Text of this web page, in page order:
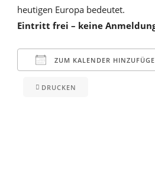
heutigen Europa bedeutet.
Eintritt frei – keine
ZUM KALENDER
ICS herunterladen
Google Kalender
DRUCKEN